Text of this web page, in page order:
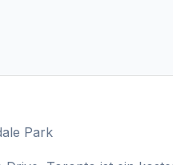
Park